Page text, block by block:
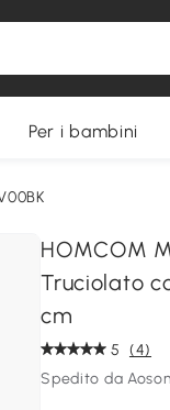
Per i bambini
HOMCOM
Truciolato
cm
5 (4)
Spedito da